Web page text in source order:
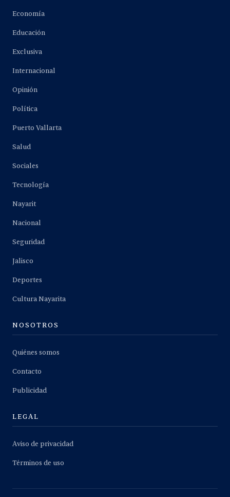
Economía
Educación
Exclusiva
Internacional
Opinión
Política
Puerto Vallarta
Salud
Sociales
Tecnología
Nayarit
Nacional
Seguridad
Jalisco
Deportes
Cultura Nayarita
NOSOTROS
Quiénes somos
Contacto
Publicidad
LEGAL
Aviso de privacidad
Términos de uso